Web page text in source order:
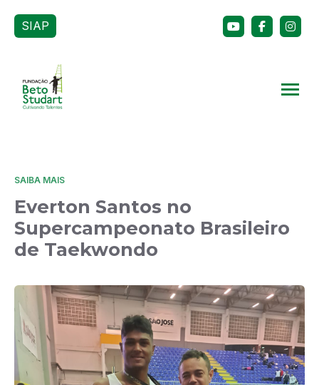
SIAP
SAIBA MAIS
Everton Santos no
Supercampeonato Brasileiro
de Taekwondo